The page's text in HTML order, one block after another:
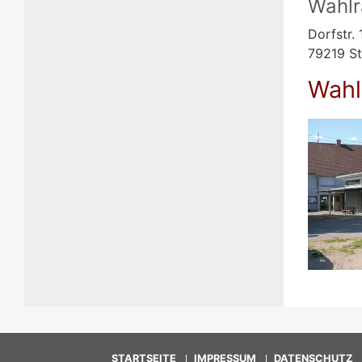
Dorfstr.
79219
STARTSEITE IMPRESSUM DATENSCHUTZ